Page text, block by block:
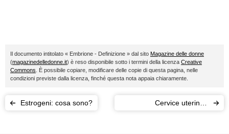
Il documento intitolato « Embrione - Definizione » dal sito Magazine delle donne
(magazinedelledonne.it) è reso disponibile sotto i termini della licenza Creative
Commons . È possibile copiare, modificare delle copie di questa pagina, nelle
condizioni previste dalla licenza, finché questa nota appaia chiaramente.
Estrogeni: cosa sono?
Cervice uterina -